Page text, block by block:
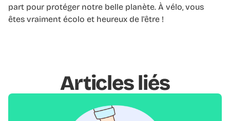
part pour protéger notre belle planète. À vélo, vous
êtes vraiment écolo et heureux de l'être !
Articles liés